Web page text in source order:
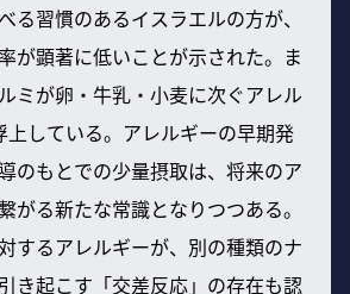
る習慣のあるイスラエルの方が、
が顕著に低いことが示された。ま
ミが卵・牛乳・小麦に次ぐアレル
上している。アレルギーの早期発
のもとでの少量摂取は、将来のア
がる新たな常識となりつつある。
するアレルギーが、別の種類のナ
き起こす「交差反応」の存在も認